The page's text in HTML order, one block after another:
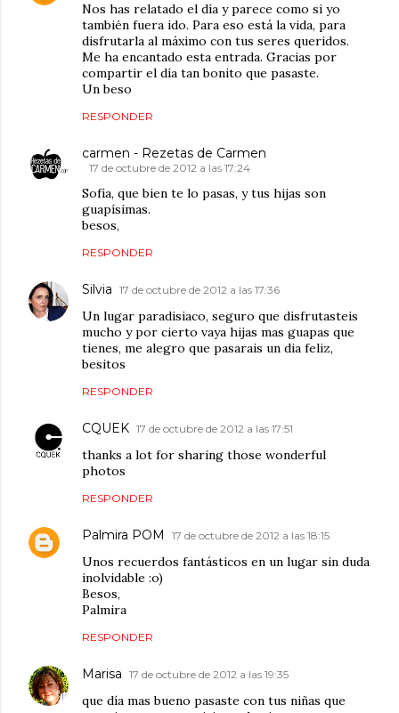
Nos has relatado el día y parece como si yo
también fuera ido. Para eso está la vida, para
disfrutarla al máximo con tus seres queridos.
Me ha encantado esta entrada. Gracias por
compartir el día tan bonito que pasaste.
Un beso
RESPONDER
carmen - Rezetas de Carmen
17 de octubre de 2012 a las 17:24
Sofía, que bien te lo pasas, y tus hijas son
guapísimas.
besos,
RESPONDER
Silvia 17 de octubre de 2012 a las 17:36
Un lugar paradisiaco, seguro que disfrutasteis
mucho y por cierto vaya hijas mas guapas que
tienes, me alegro que pasarais un dia feliz,
besitos
RESPONDER
CQUEK 17 de octubre de 2012 a las 17:51
thanks a lot for sharing those wonderful
photos
RESPONDER
Palmira POM 17 de octubre de 2012 a las 18:15
Unos recuerdos fantásticos en un lugar sin duda
inolvidable :o)
Besos,
Palmira
RESPONDER
Marisa 17 de octubre de 2012 a las 19:35
que día mas bueno pasaste con tus niñas que